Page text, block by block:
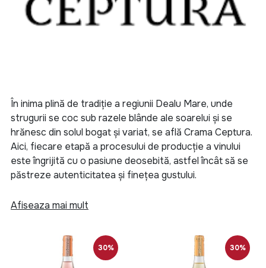
În inima plină de tradiție a regiunii Dealu Mare, unde
strugurii se coc sub razele blânde ale soarelui și se
hrănesc din solul bogat și variat, se află Crama Ceptura.
Aici, fiecare etapă a procesului de producție a vinului
este îngrijită cu o pasiune deosebită, astfel încât să se
păstreze autenticitatea și finețea gustului.
Crama Ceptura este mai mult decât un simplu loc de
producție a vinului. Este o poveste despre respectul
tradiție și inovație. De la începuturile umile în localitatea
ce-i poartă numele, Crama Ceptura s-a ridicat treptat
Afiseaza mai mult
30% 30%